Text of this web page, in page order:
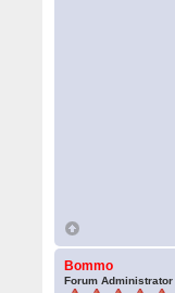
Bommo
Forum Administrator